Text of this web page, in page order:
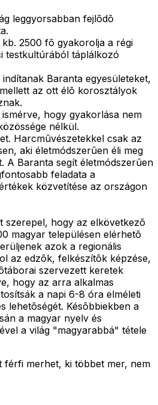
leggyorsabban fejlõdõ
2500 fõ gyakorolja a régi
testkultúrából táplálkozó
Baranta egyesületeket,
az ott élõ korosztályok
hogy gyakorlása nem
nélkül.
Harcmûvészetekkel csak az
aki életmódszerûen éli meg
A Baranta segít életmódszerûen
feladata a
közvetítése az országon
szerepel, hogy az elkövetkezõ
magyar településen elérhetõ
azok a regionális
az edzõk, felkészítõk képzése,
szervezett keretek
hogy az arra alkalmas
a napi 6-8 óra elméleti
lehetõségét. Késõbbiekben a
a magyar nyelv és
a világ "magyarabbá" tétele
férfi merhet, ki többet mer, nem